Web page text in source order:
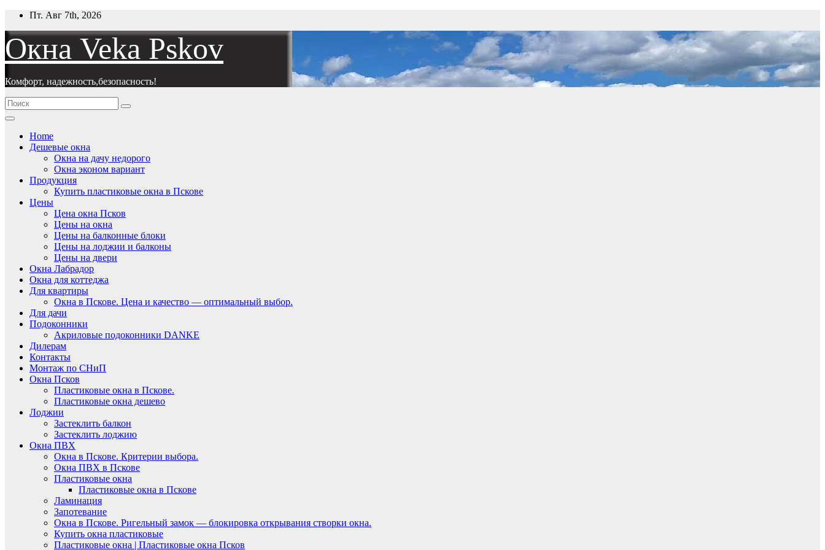
Перейти
содержимому
Пт. Авг 7th, 2026
Окна Veka Pskov
Комфорт, надежность,безопасность!
Home
Дешевые окна
Окна на дачу недорого
Окна эконом вариант
Продукция
Купить пластиковые окна в Пскове
Цены
Цена окна Псков
Цены на окна
Цены на балконные блоки
Цены на лоджии и балконы
Цены на двери
Окна Лабрадор
Окна для коттеджа
Для квартиры
Окна в Пскове. Цена и качество — оптимальный выбор.
Для дачи
Подоконники
Акриловые подоконники DANKE
Дилерам
Контакты
Монтаж по СНиП
Окна Псков
Пластиковые окна в Пскове.
Пластиковые окна дешево
Лоджии
Застеклить балкон
Застеклить лоджию
Окна ПВХ
Окна в Пскове. Критерии выбора.
Окна ПВХ в Пскове
Пластиковые окна
Пластиковые окна в Пскове
Ламинация
Запотевание
Окна в Пскове. Ригельный замок — блокировка открывания створки окна.
Купить окна пластиковые
Пластиковые окна | Пластиковые окна Псков